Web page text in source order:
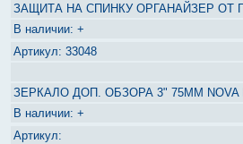
ЗАЩИТА НА СПИНКУ ОРГАНАЙЗЕР ОТ
+
33048
ЗЕРКАЛО ДОП. ОБЗОРА 3" 75ММ NOVA
+